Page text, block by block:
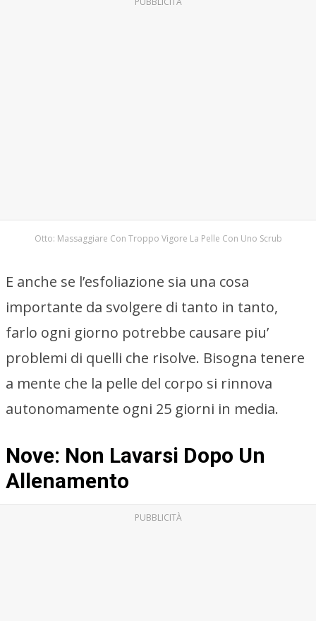
Otto: Massaggiare Con Troppo Vigore La Pelle Con Uno Scrub
E anche se l’esfoliazione sia una cosa
importante da svolgere di tanto in tanto,
farlo ogni giorno potrebbe causare piu’
problemi di quelli che risolve. Bisogna tenere
a mente che la pelle del corpo si rinnova
autonomamente ogni 25 giorni in media.
Nove: Non Lavarsi Dopo Un
Allenamento
PUBBLICITÀ